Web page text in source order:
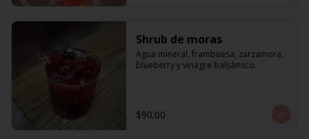
Shrub de moras
Agua mineral, frambuesa, zarzamora,
blueberry y vinagre balsámico.
$90.00